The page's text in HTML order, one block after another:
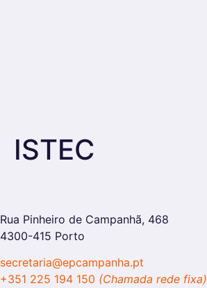
ISTEC
Rua Pinheiro de Campanhã, 468
4300-415 Porto
secretaria@epcampanha.pt
+351 225 194 150 (Chamada rede fixa)